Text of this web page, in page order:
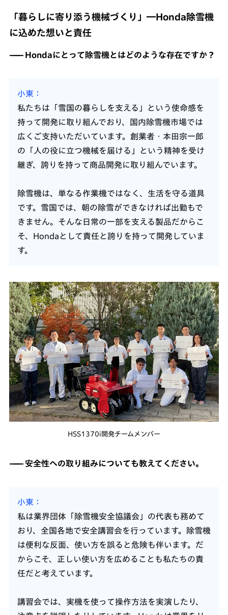
「暮らしに寄り添う機械づくり」―Honda除雪機
に込めた想いと責任
Hondaにとって除雪機とはどのような存在ですか？
小東
私たちは「雪国の暮らしを支える」という使命感を
持って開発に取り組んでおり、国内除雪機市場では
広くご支持いただいています。創業者・本田宗一郎
の「人の役に立つ機械を届ける」という精神を受け
継ぎ、誇りを持って商品開発に取り組んでいます。
除雪機は、単なる作業機ではなく、生活を守る道具
です。雪国では、朝の除雪ができなければ出勤もで
きません。そんな日常の一部を支える製品だからこ
そ、Hondaとして責任と誇りを持って開発していま
す。
HSS1370i開発チームメンバー
安全性への取り組みについても教えてください。
小東
私は業界団体「除雪機安全協議会」の代表も務めて
おり、全国各地で安全講習会を行っています。除雪機
は便利な反面、使い方を誤ると危険も伴います。だ
からこそ、正しい使い方を広めることも私たちの責
任だと考えています。
講習会では、実機を使って操作方法を実演したり、